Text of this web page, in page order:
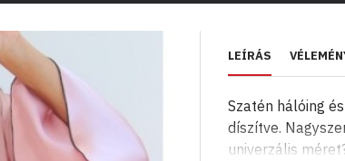
LEÍRÁS
Szatén hálóing
díszítve.
univerzális